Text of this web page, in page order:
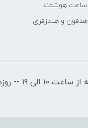
ساعت هوشمند
هدفون و هندزفری
ساعات کاری: